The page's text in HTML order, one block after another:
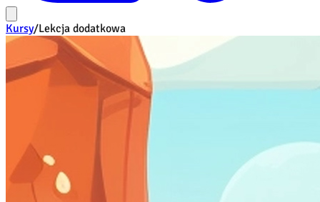
Kursy/Lekcja dodatkowa